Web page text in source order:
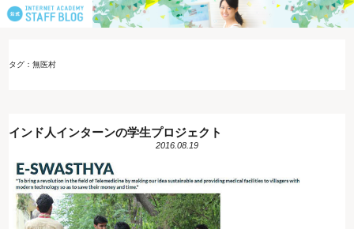
タグ：無医村
インド人インターンの学生プロジェクト
2016.08.19